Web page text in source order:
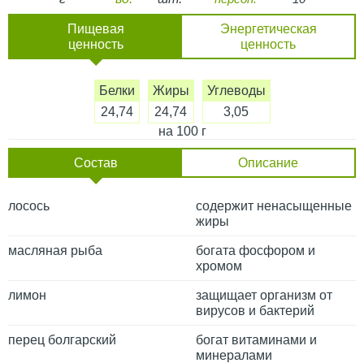
Пищевая
ценность
Энергетическая
ценность
Белки
24,74
Жиры
24,74
Углеводы
3,05
на 100 г
Состав Описание
лосось
содержит ненасыщенные
жиры
масляная рыба
богата фосфором и
хромом
лимон
защищает организм от
вирусов и бактерий
перец болгарский
богат витаминами и
минералами